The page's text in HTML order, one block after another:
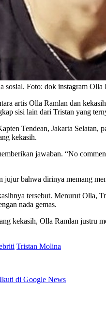
sosial. Foto: dok instagram Olla
artis Olla Ramlan dan
sisi lain dari Tristan yang
Tendean, Jakarta Selatan,
kekasih.
jawaban. “No
bahwa dirinya memang
tersebut. Menurut Olla,
nada gemas.
kekasih, Olla Ramlan justru
Tristan Molina
Ikuti di Google News